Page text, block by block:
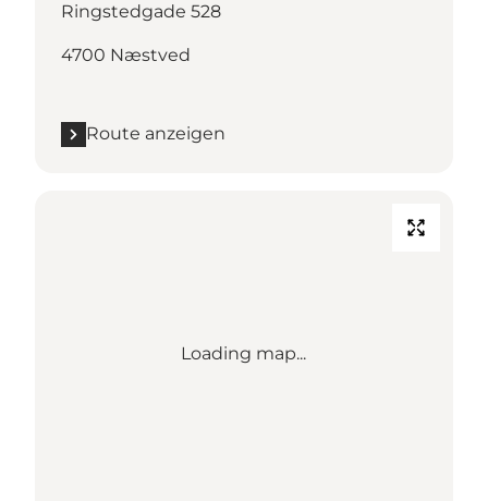
Ringstedgade 528
4700 Næstved
Route anzeigen
Loading map...